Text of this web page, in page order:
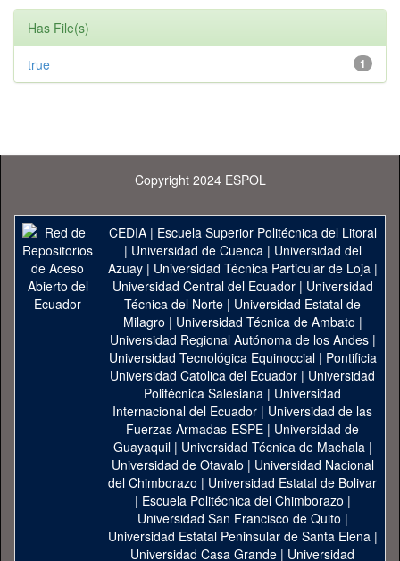
Has File(s)
1
true
Copyright 2024 ESPOL
CEDIA| Escuela Superior Politécnica del Litoral
| Universidad de Cuenca| Universidad del
Azuay| Universidad Técnica Particular de Loja|
Universidad Central del Ecuador| Universidad
Técnica del Norte | Universidad Estatal de
Milagro | Universidad Técnica de Ambato |
Universidad Regional Autónoma de los Andes|
Universidad Tecnológica Equinoccial| Pontificia
Universidad Catolica del Ecuador | Universidad
Politécnica Salesiana | Universidad
Internacional del Ecuador | Universidad de las
Fuerzas Armadas-ESPE | Universidad de
Guayaquil| Universidad Técnica de Machala|
Universidad de Otavalo | Universidad Nacional
del Chimborazo | Universidad Estatal de Bolivar
| Escuela Politécnica del Chimborazo |
Universidad San Francisco de Quito |
Universidad Estatal Peninsular de Santa Elena|
Universidad Casa Grande | Universidad